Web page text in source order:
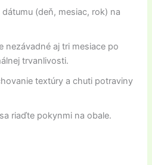
(deň, mesiac, rok) na
nezávadné aj tri mesiace po
trvanlivosti.
textúry a chuti potraviny
riaďte pokynmi na obale.